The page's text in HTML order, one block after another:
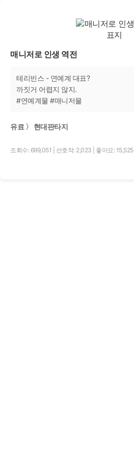
매니저로 인생 역전
테리빈스 - 연예계 대표?
까짓거 어렵지 않지.
#연예계물 #매니저물
유료 〉 현대판타지
조회수: 699,051 선호작: 2,023 좋아요: 15,525